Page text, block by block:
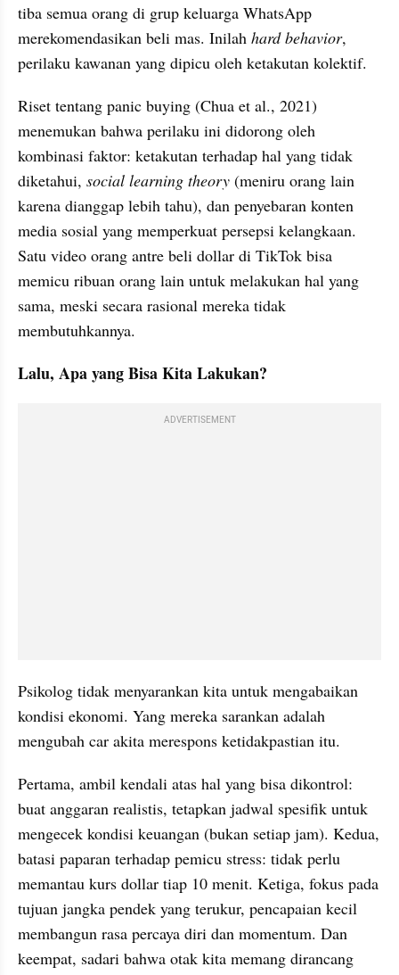
tiba semua orang di grup keluarga WhatsApp
merekomendasikan beli mas. Inilah hard behavior,
perilaku kawanan yang dipicu oleh ketakutan kolektif.
Riset tentang panic buying (Chua et al., 2021)
menemukan bahwa perilaku ini didorong oleh
kombinasi faktor: ketakutan terhadap hal yang tidak
diketahui, social learning theory (meniru orang lain
karena dianggap lebih tahu), dan penyebaran konten
media sosial yang memperkuat persepsi kelangkaan.
Satu video orang antre beli dollar di TikTok bisa
memicu ribuan orang lain untuk melakukan hal yang
sama, meski secara rasional mereka tidak
membutuhkannya.
Lalu, Apa yang Bisa Kita Lakukan?
ADVERTISEMENT
Psikolog tidak menyarankan kita untuk mengabaikan
kondisi ekonomi. Yang mereka sarankan adalah
mengubah car akita merespons ketidakpastian itu.
Pertama, ambil kendali atas hal yang bisa dikontrol:
buat anggaran realistis, tetapkan jadwal spesifik untuk
mengecek kondisi keuangan (bukan setiap jam). Kedua,
batasi paparan terhadap pemicu stress: tidak perlu
memantau kurs dollar tiap 10 menit. Ketiga, fokus pada
tujuan jangka pendek yang terukur, pencapaian kecil
membangun rasa percaya diri dan momentum. Dan
keempat, sadari bahwa otak kita memang dirancang